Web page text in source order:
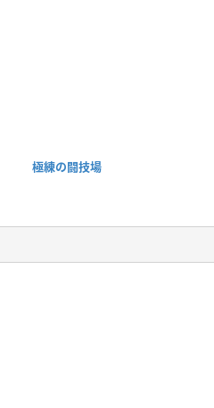
極練の闘技場